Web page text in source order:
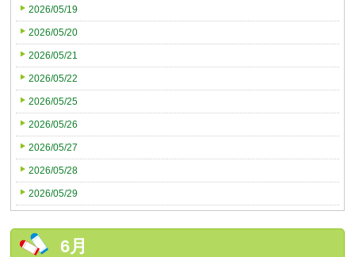
2026/05/19
2026/05/20
2026/05/21
2026/05/22
2026/05/25
2026/05/26
2026/05/27
2026/05/28
2026/05/29
6月